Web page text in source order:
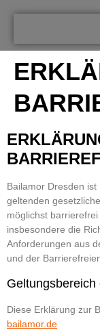
Bailamor Dresden
geltenden
möglichst
insbesondere die
Anforderungen aus
und der
Diese Erklärung zur
bailamor.de